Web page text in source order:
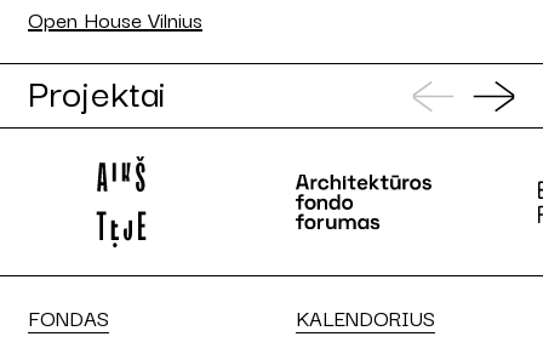
Open House Vilnius
Projektai
FONDAS
KALENDORIUS